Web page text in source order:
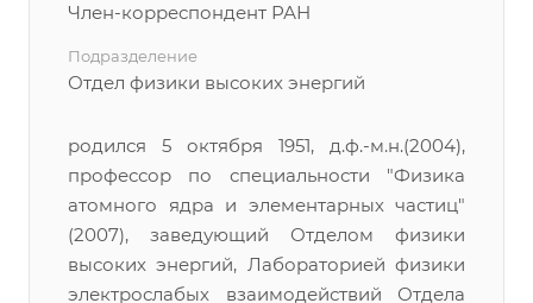
Член-корреспондент РАН
Подразделение
Отдел физики высоких энергий
родился 5 октября 1951, д.ф.-м.н.(2004),
профессор по специальности "Физика
атомного ядра и элементарных частиц"
(2007), заведующий Отделом физики
высоких энергий, Лабораторией физики
электрослабых взаимодействий Отдела